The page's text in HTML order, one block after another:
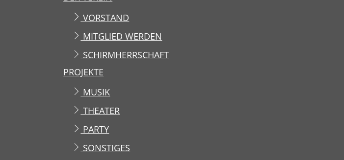
VORSTAND
MITGLIED WERDEN
SCHIRMHERRSCHAFT
PROJEKTE
MUSIK
THEATER
PARTY
SONSTIGES